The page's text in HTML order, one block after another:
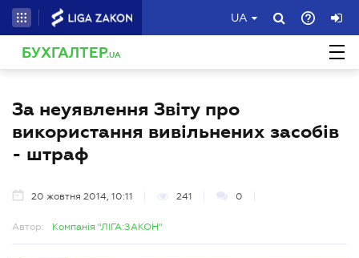
UA
БУХГАЛТЕР.UA
За неуявлення Звіту про
використання вивільнених засобів
- штраф
20 жовтня 2014, 10:11 241 0
Автор: Компанія "ЛІГА:ЗАКОН"